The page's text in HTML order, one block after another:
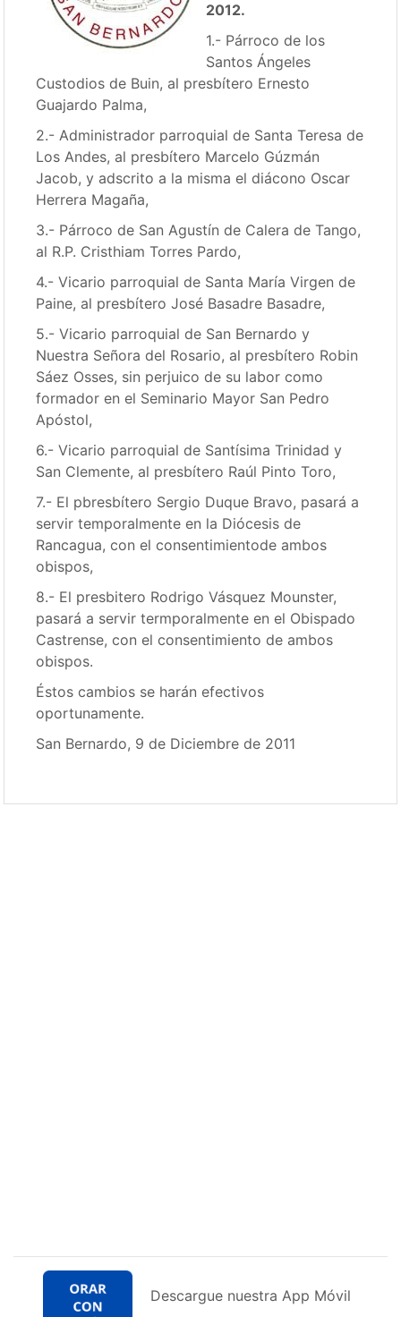
2012.
1.- Párroco de los
Santos Ángeles
Custodios de Buin, al presbítero Ernesto
Guajardo Palma,
2.- Administrador parroquial de Santa Teresa de
Los Andes, al presbítero Marcelo Gúzmán
Jacob, y adscrito a la misma el diácono Oscar
Herrera Magaña,
3.- Párroco de San Agustín de Calera de Tango,
al R.P. Cristhiam Torres Pardo,
4.- Vicario parroquial de Santa María Virgen de
Paine, al presbítero José Basadre Basadre,
5.- Vicario parroquial de San Bernardo y
Nuestra Señora del Rosario, al presbítero Robin
Sáez Osses, sin perjuico de su labor como
formador en el Seminario Mayor San Pedro
Apóstol,
6.- Vicario parroquial de Santísima Trinidad y
San Clemente, al presbítero Raúl Pinto Toro,
7.- El pbresbítero Sergio Duque Bravo, pasará a
servir temporalmente en la Diócesis de
Rancagua, con el consentimientode ambos
obispos,
8.- El presbitero Rodrigo Vásquez Mounster,
pasará a servir termporalmente en el Obispado
Castrense, con el consentimiento de ambos
obispos.
Éstos cambios se harán efectivos
oportunamente.
San Bernardo, 9 de Diciembre de 2011
Descargue nuestra App Móvil